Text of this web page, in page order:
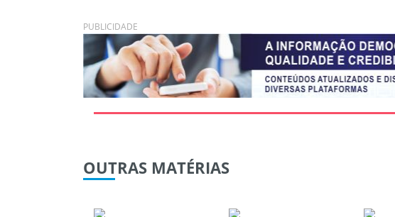
PUBLICIDADE
OUTRAS MATÉRIAS